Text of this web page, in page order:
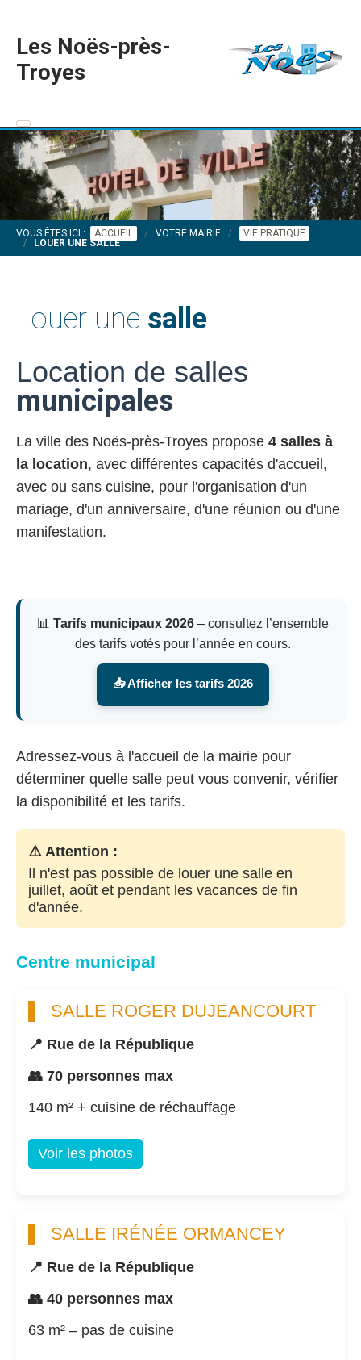
Les Noës-près-
Troyes
VOUS ÊTES ICI : ACCUEIL VOTRE MAIRIE
VIE PRATIQUE
LOUER UNE SALLE
Louer une salle
Location de salles
municipales
La ville des Noës-près-Troyes propose 4 salles à
la location, avec différentes capacités d'accueil,
avec ou sans cuisine, pour l'organisation d'un
mariage, d'un anniversaire, d'une réunion ou d'une
manifestation.
📊 Tarifs municipaux 2026– consultez l’ensemble
des tarifs votés pour l’année en cours.
📥 Afficher les tarifs 2026
Adressez-vous à l'accueil de la mairie pour
déterminer quelle salle peut vous convenir, vérifier
la disponibilité et les tarifs.
⚠️ Attention :
Il n'est pas possible de louer une salle en
juillet, août et pendant les vacances de fin
d'année.
Centre municipal
SALLE ROGER DUJEANCOURT
📍 Rue de la République
👥 70 personnes max
140 m² + cuisine de réchauffage
Voir les photos
SALLE IRÉNÉE ORMANCEY
📍 Rue de la République
👥 40 personnes max
63 m² – pas de cuisine